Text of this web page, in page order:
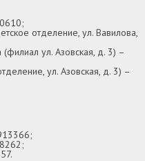
отделение, ул. Вавилова,
(филиал ул. Азовская, д. 3) –
ул. Азовская, д. 3) –